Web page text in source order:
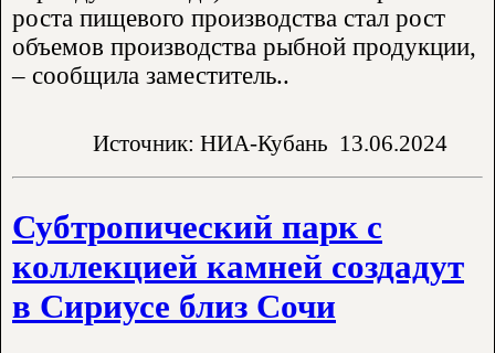
роста пищевого производства стал рост
объемов производства рыбной продукции,
– сообщила заместитель..
Источник: НИА-Кубань 13.06.2024
Субтропический парк с
коллекцией камней создадут
в Сириусе близ Сочи